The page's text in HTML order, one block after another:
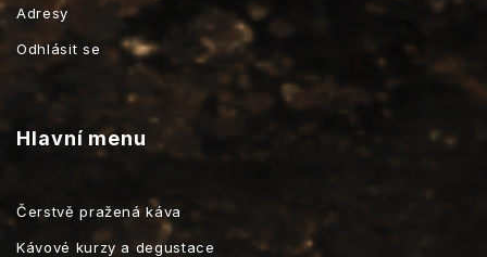
Adresy
Odhlásit se
Hlavní menu
Čerstvě pražená káva
Kávové kurzy a degustace